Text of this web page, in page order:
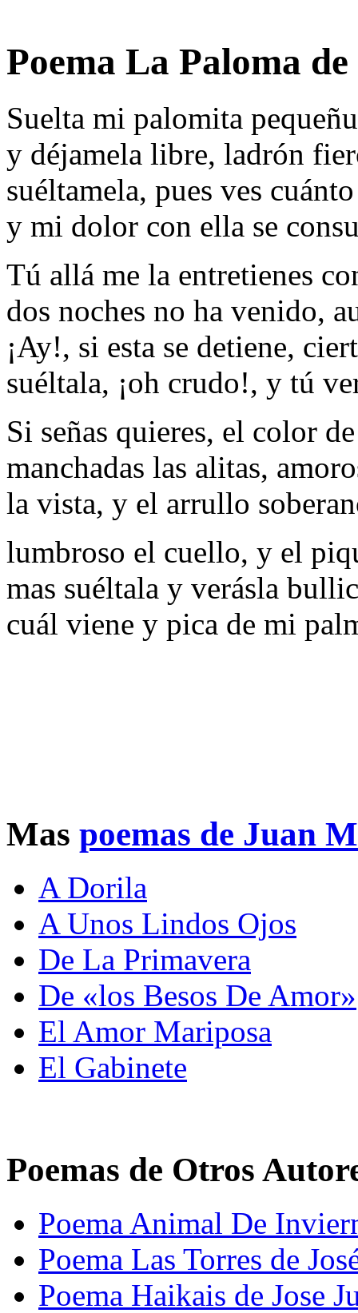
Poema La Paloma
Suelta mi palomita
y déjamela libre, ladrón
suéltamela, pues ves
y mi dolor con ella se
Tú allá me la entretienes
dos noches no ha venido,
¡Ay!, si esta se detiene,
suéltala, ¡oh crudo!, y tú
Si señas quieres, el color
manchadas las alitas,
la vista, y el arrullo
lumbroso el cuello, y el
mas suéltala y verásla
cuál viene y pica de mi
Mas poemas de Juan
A Dorila
A Unos Lindos Ojos
De La Primavera
De «los Besos De Amor»
El Amor Mariposa
El Gabinete
Poemas de Otros
Poema Animal De
Poema Las Torres de
Poema Haikais de Jose